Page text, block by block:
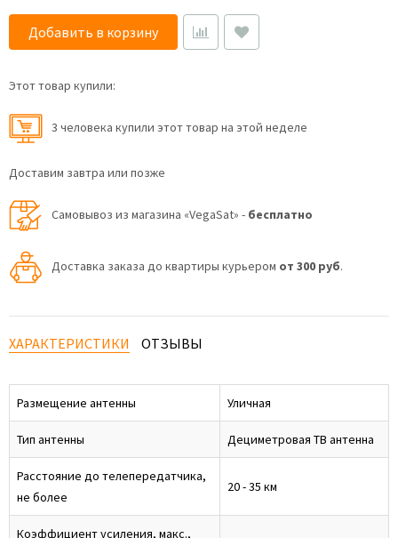
Добавить в корзину
Этот товар купили:
3 человекa купили этот товар на этой неделе
Доставим завтра или позже
Самовывоз из магазина «VegaSat» - бесплатно
Доставка заказа до квартиры курьером от 300 руб.
ХАРАКТЕРИСТИКИ ОТЗЫВЫ
Размещение антенны Уличная
Тип антенны Дециметровая ТВ антенна
Расстояние до телепередатчика,
не более
20 - 35 км
Коэффициент усиления, макс.,